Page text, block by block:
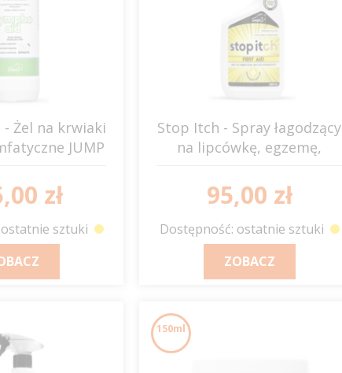
- Żel na krwiaki
JUMP
zł
sztuki
Stop Itch - Spray łagodzący
na lipcówkę, egzemę,
95,00 zł
Dostępność: ostatnie sztuki
ZOBACZ
150ml